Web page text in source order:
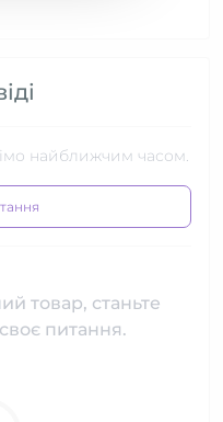
найближчим часом.
товар, станьте
питання.